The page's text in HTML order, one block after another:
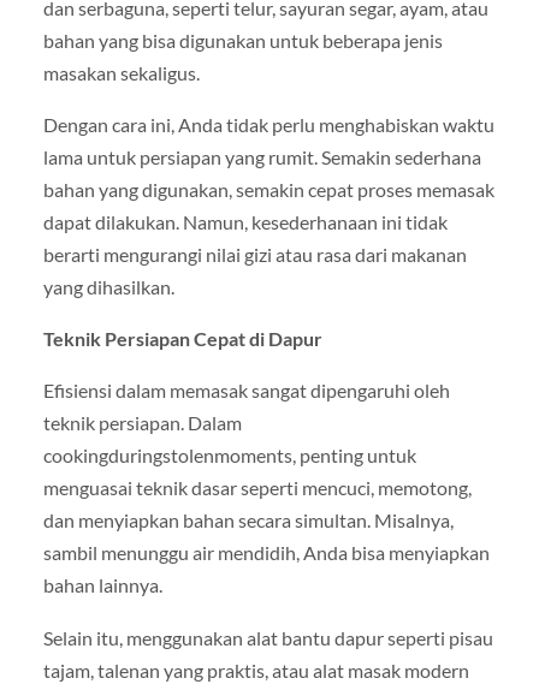
dan serbaguna, seperti telur, sayuran segar, ayam, atau
bahan yang bisa digunakan untuk beberapa jenis
masakan sekaligus.
Dengan cara ini, Anda tidak perlu menghabiskan waktu
lama untuk persiapan yang rumit. Semakin sederhana
bahan yang digunakan, semakin cepat proses memasak
dapat dilakukan. Namun, kesederhanaan ini tidak
berarti mengurangi nilai gizi atau rasa dari makanan
yang dihasilkan.
Teknik Persiapan Cepat di Dapur
Efisiensi dalam memasak sangat dipengaruhi oleh
teknik persiapan. Dalam
cookingduringstolenmoments, penting untuk
menguasai teknik dasar seperti mencuci, memotong,
dan menyiapkan bahan secara simultan. Misalnya,
sambil menunggu air mendidih, Anda bisa menyiapkan
bahan lainnya.
Selain itu, menggunakan alat bantu dapur seperti pisau
tajam, talenan yang praktis, atau alat masak modern